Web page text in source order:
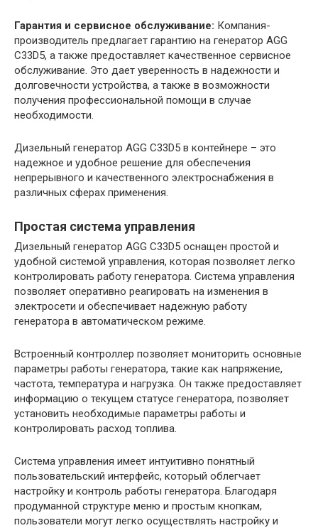
Гарантия и сервисное обслуживание: Компания-
производитель предлагает гарантию на генератор AGG
C33D5, а также предоставляет качественное сервисное
обслуживание. Это дает уверенность в надежности и
долговечности устройства, а также в возможности
получения профессиональной помощи в случае
необходимости.
Дизельный генератор AGG C33D5 в контейнере – это
надежное и удобное решение для обеспечения
непрерывного и качественного электроснабжения в
различных сферах применения.
Простая система управления
Дизельный генератор AGG C33D5 оснащен простой и
удобной системой управления, которая позволяет легко
контролировать работу генератора. Система управления
позволяет оперативно реагировать на изменения в
электросети и обеспечивает надежную работу
генератора в автоматическом режиме.
Встроенный контроллер позволяет мониторить основные
параметры работы генератора, такие как напряжение,
частота, температура и нагрузка. Он также предоставляет
информацию о текущем статусе генератора, позволяет
установить необходимые параметры работы и
контролировать расход топлива.
Система управления имеет интуитивно понятный
пользовательский интерфейс, который облегчает
настройку и контроль работы генератора. Благодаря
продуманной структуре меню и простым кнопкам,
пользователи могут легко осуществлять настройку и